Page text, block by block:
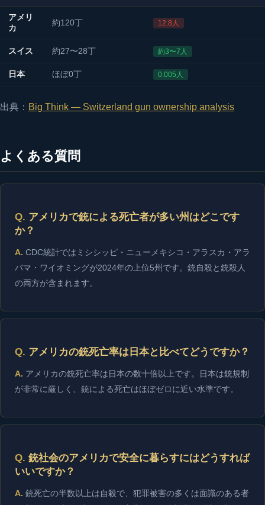
アメリ
カ
約120丁 12.8人
スイス 約27〜28丁 約3〜7人
日本 ほぼ0丁 0.005人
出典： Big Think — Switzerland gun ownership analysis
よくある質問
アメリカで銃による死亡者が多い州はどこです
か？
CDC統計ではミシシッピ・ニューメキシコ・アラスカ・アラ
バマ・ワイオミングが2024年の上位5州です。銃自殺と銃殺人
の両方が含まれます。
アメリカの銃死亡率は日本と比べてどうですか？
アメリカの銃死亡率は日本の数十倍以上です。日本は銃規制
が非常に厳しく、銃による死亡はほぼゼロに近い水準です。
銃社会のアメリカで安全に暮らすにはどうすれば
いいですか？
銃死亡の半数以上は自殺で、犯罪被害の多くは面識のある者